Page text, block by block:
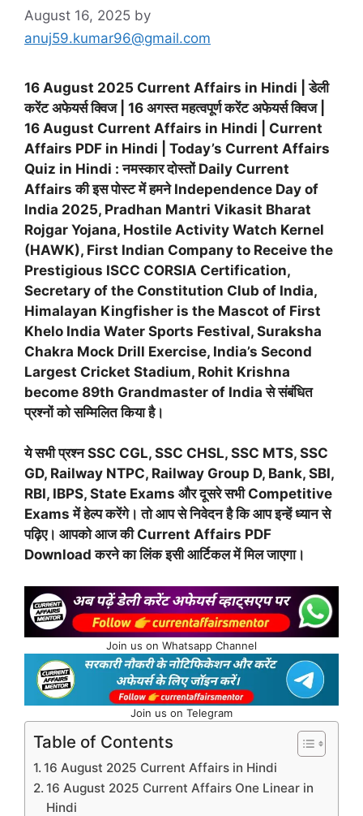
August 16, 2025 by
anuj59.kumar96@gmail.com
16 August 2025 Current Affairs in Hindi | डेली
करेंट अफेयर्स क्विज | 16 अगस्त महत्वपूर्ण करेंट अफेयर्स क्विज |
16 August Current Affairs in Hindi | Current
Affairs PDF in Hindi | Today’s Current Affairs
Quiz in Hindi : नमस्कार दोस्तों Daily Current
Affairs की इस पोस्ट में हमने Independence Day of
India 2025, Pradhan Mantri Vikasit Bharat
Rojgar Yojana, Hostile Activity Watch Kernel
(HAWK), First Indian Company to Receive the
Prestigious ISCC CORSIA Certification,
Secretary of the Constitution Club of India,
Himalayan Kingfisher is the Mascot of First
Khelo India Water Sports Festival, Suraksha
Chakra Mock Drill Exercise, India’s Second
Largest Cricket Stadium, Rohit Krishna
become 89th Grandmaster of India से संबंधित
प्रश्नों को सम्मिलित किया है।
ये सभी प्रश्न SSC CGL, SSC CHSL, SSC MTS, SSC
GD, Railway NTPC, Railway Group D, Bank, SBI,
RBI, IBPS, State Exams और दूसरे सभी Competitive
Exams में हेल्प करेंगे। तो आप से निवेदन है कि आप इन्हें ध्यान से
पढ़िए। आपको आज की Current Affairs PDF
Download करने का लिंक इसी आर्टिकल में मिल जाएगा।
Join us on Whatsapp Channel
Join us on Telegram
Table of Contents
16 August 2025 Current Affairs in Hindi
16 August 2025 Current Affairs One Linear in
Hindi